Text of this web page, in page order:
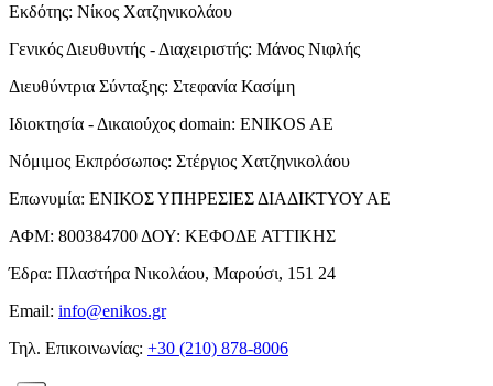
Εκδότης: Νίκος Χατζηνικολάου
Γενικός Διευθυντής - Διαχειριστής: Μάνος Νιφλής
Διευθύντρια Σύνταξης: Στεφανία Κασίμη
Ιδιοκτησία - Δικαιούχος domain: ENIKOS AE
Νόμιμος Εκπρόσωπος: Στέργιος Χατζηνικολάου
Επωνυμία: ΕΝΙΚΟΣ ΥΠΗΡΕΣΙΕΣ ΔΙΑΔΙΚΤΥΟΥ ΑΕ
ΑΦΜ: 800384700 ΔΟΥ: ΚΕΦΟΔΕ ΑΤΤΙΚΗΣ
Έδρα: Πλαστήρα Νικολάου, Μαρούσι, 151 24
Email: info@enikos.gr
Τηλ. Επικοινωνίας: +30 (210) 878-8006